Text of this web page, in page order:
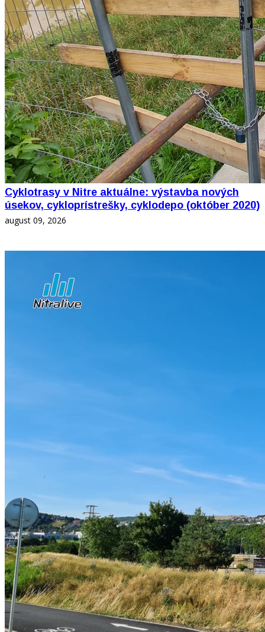
Cyklotrasy v Nitre aktuálne: výstavba nových
úsekov, cykloprístrešky, cyklodepo (október 2020)
august 09, 2026